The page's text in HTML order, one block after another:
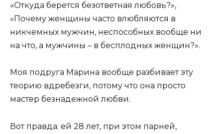
«Откуда берется безответная любовь?»,
«Почему женщины часто влюбляются в
никчемных мужчин, неспособных вообще ни
на что, а мужчины – в бесплодных женщин?».
Моя подруга Марина вообще разбивает эту
теорию вдребезги, потому что она просто
мастер безнадежной любви.
Вот правда: ей 28 лет, при этом парней,